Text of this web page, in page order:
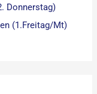
Donnerstag)
(1.Freitag/Mt)